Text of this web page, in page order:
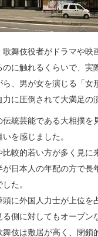
歌舞伎役者がドラマや映
に触れるくらいで、実
ら、男が女を演じる「女
に圧倒されて大満足の
伝統芸能である大相撲を
を感じました。
比較的若い方が多く見に
が日本人の年配の方で
た。
に外国人力士が上位を
る側に対してもオープ
舞伎は敷居が高く、閉鎖